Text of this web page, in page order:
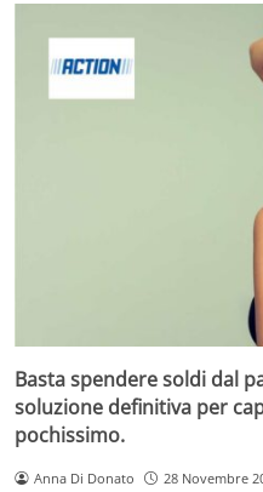
Basta spendere soldi dal
soluzione definitiva per
pochissimo.
Anna Di Donato 28 Novembre